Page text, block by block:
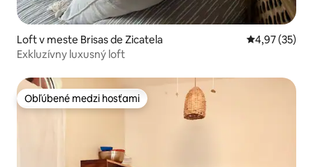
Loft v meste Brisas de Zicatela Priemerné
4,97 (35)
Exkluzívny luxusný loft
Obľúbené medzi hosťami
Obľúbené medzi hosťami